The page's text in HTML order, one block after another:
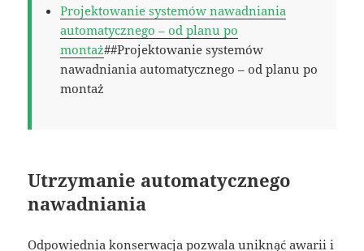
Projektowanie systemów nawadniania
automatycznego – od planu po
montaż##Projektowanie systemów
nawadniania automatycznego – od planu po
montaż
Utrzymanie automatycznego
nawadniania
Odpowiednia konserwacja pozwala uniknąć awarii i